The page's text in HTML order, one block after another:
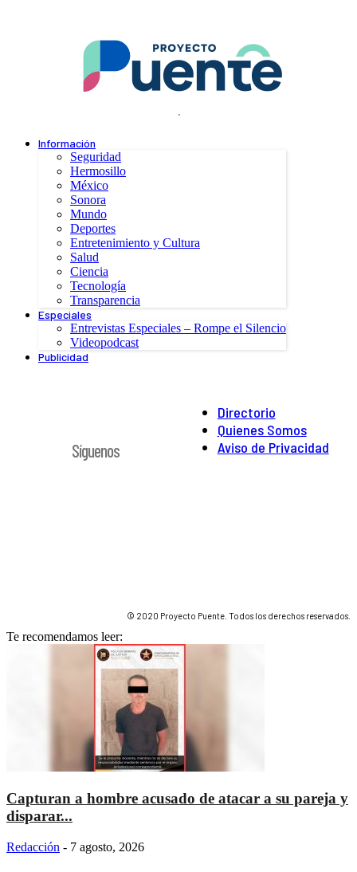
.
Información
Seguridad
Hermosillo
México
Sonora
Mundo
Deportes
Entretenimiento y Cultura
Salud
Ciencia
Tecnología
Transparencia
Especiales
Entrevistas Especiales – Rompe el Silencio
Videopodcast
Publicidad
Directorio
Quienes Somos
Aviso de Privacidad
Síguenos
© 2020 Proyecto Puente. Todos los derechos reservados.
Te recomendamos leer:
Capturan a hombre acusado de atacar a su pareja y
disparar...
Redacción - 7 agosto, 2026